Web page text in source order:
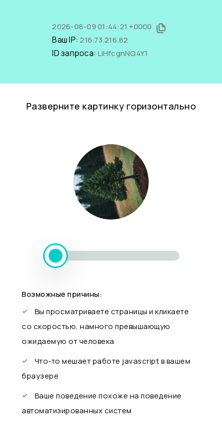
2026-08-09 01:44:21 +0000
Ваш IP:216.73.216.82
ID запроса:LiHfcgnNQ4Y1
Разверните картинку горизонтально
Возможные причины:
Вы просматриваете страницы и кликаете
со скоростью, намного превышающую
ожидаемую от человека
Что-то мешает работе javascript в вашем
браузере
Ваше поведение похоже на поведение
автоматизированных систем